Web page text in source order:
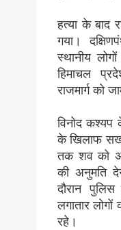
हत्या के बाद
गया।
स्थानीय
हिमाचल
राजमार्ग को
विनोद
के खिलाफ
तक शव को
की अनुमति
दौरान
लगातार
रहे।